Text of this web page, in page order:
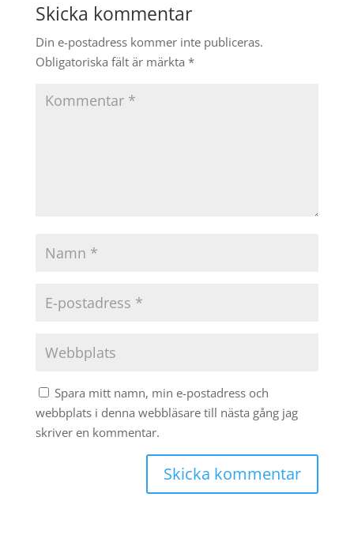
Skicka kommentar
Din e-postadress kommer inte publiceras.
Obligatoriska fält är märkta *
Spara mitt namn, min e-postadress och
webbplats i denna webbläsare till nästa gång jag
skriver en kommentar.